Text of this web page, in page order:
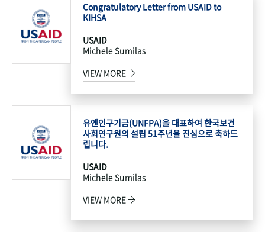
Congratulatory Letter from USAID to
KIHSA
USAID
Michele Sumilas
VIEW MORE
유엔인구기금(UNFPA)을 대표하여 한국보건
사회연구원의 설립 51주년을 진심으로 축하드
립니다.
USAID
Michele Sumilas
VIEW MORE